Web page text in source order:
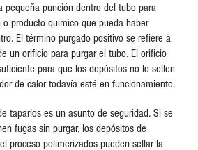
pequeña punción dentro del tubo para
o producto químico que pueda haber
El término purgado positivo se refiere a
un orificio para purgar el tubo. El orificio
para que los depósitos no lo sellen
de calor todavía esté en funcionamiento.
taparlos es un asunto de seguridad. Si se
fugas sin purgar, los depósitos de
proceso polimerizados pueden sellar la